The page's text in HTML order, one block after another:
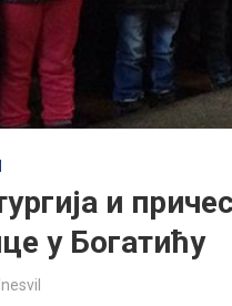
и
у Богатићу
nesvil